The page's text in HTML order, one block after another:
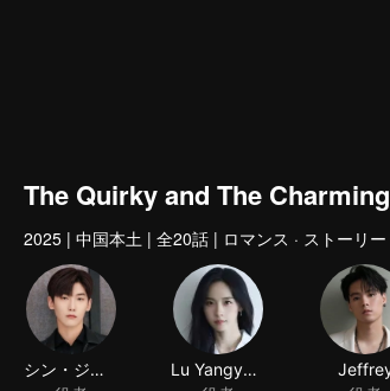
The Quirky and The Charming
2025 | 中国本土 | 全20話 | ロマンス · ストーリー